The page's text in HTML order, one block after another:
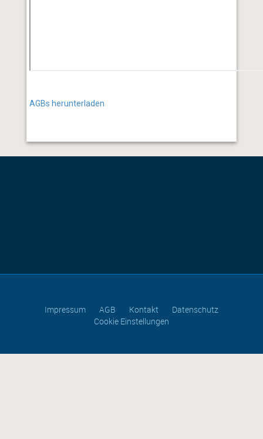
AGBs herunterladen
Impressum AGB Kontakt
Datenschutz
Cookie Einstellungen